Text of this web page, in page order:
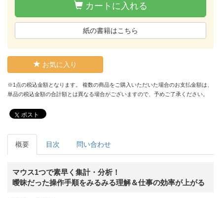
カートに入れる
紙の書籍はこちら
お気に入り
※1点の税込金額となります。 複数の商品をご購入いただいた場合のお支払金額は、
単品の税込金額の合計額とは異なる場合がございますので、予めご了承ください。
ポスト
概要 目次 問い合わせ
マウス1つで素早く集計・分析！
曖昧だった操作手順をみるみる理解＆仕事の効率が上がる